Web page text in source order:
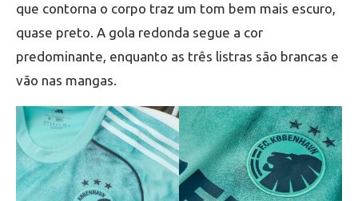
que contorna o corpo traz um tom bem mais escuro,
quase preto. A gola redonda segue a cor
predominante, enquanto as três listras são brancas e
vão nas mangas.